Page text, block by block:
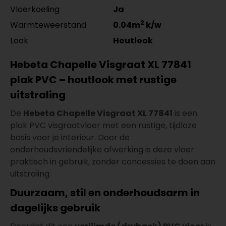
Vloerkoeling
Ja
Warmteweerstand
0.04m2 k/w
Look
Houtlook
Hebeta Chapelle Visgraat XL 77841
plak PVC – houtlook met rustige
uitstraling
De Hebeta Chapelle Visgraat XL 77841 is een
plak PVC visgraatvloer met een rustige, tijdloze
basis voor je interieur. Door de
onderhoudsvriendelijke afwerking is deze vloer
praktisch in gebruik, zonder concessies te doen aan
uitstraling.
Duurzaam, stil en onderhoudsarm in
dagelijks gebruik